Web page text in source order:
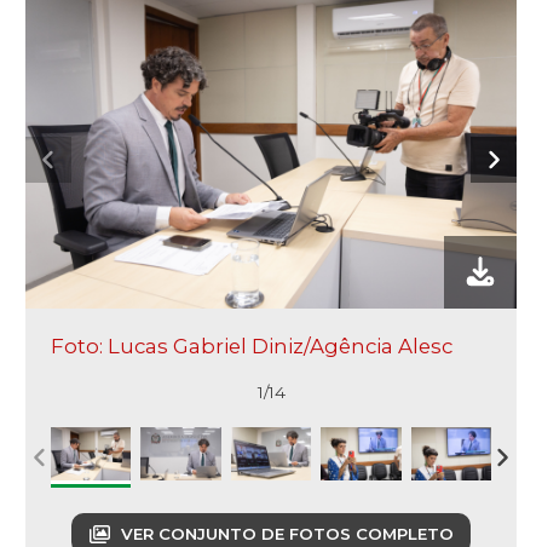
Foto: Lucas Gabriel Diniz/Agência Alesc
1/14
VER CONJUNTO DE FOTOS COMPLETO